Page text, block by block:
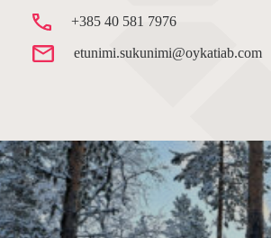
+385 40 581 7976
etunimi.sukunimi@oykatiab.com